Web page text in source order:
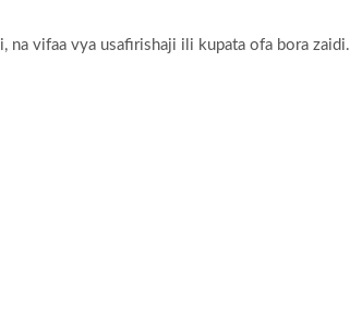
na vifaa vya usafirishaji ili kupata ofa bora zaidi.